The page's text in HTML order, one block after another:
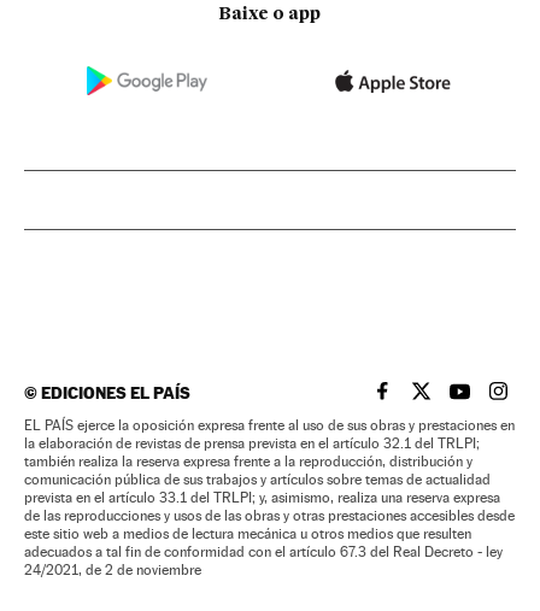
Baixe o app
©EDICIONES EL PAÍS EL PAÍS BRASIL EN
EL PAÍSEL PAÍS
EL
EL PAÍS ejerce la oposición expresa frente al uso de sus obras y prestaciones en
la elaboración de revistas de prensa prevista en el artículo 32.1 del TRLPI;
también realiza la reserva expresa frente a la reproducción, distribución y
comunicación pública de sus trabajos y artículos sobre temas de actualidad
prevista en el artículo 33.1 del TRLPI; y, asimismo, realiza una reserva expresa
de las reproducciones y usos de las obras y otras prestaciones accesibles desde
este sitio web a medios de lectura mecánica u otros medios que resulten
adecuados a tal fin de conformidad con el artículo 67.3 del Real Decreto - ley
24/2021, de 2 de noviembre